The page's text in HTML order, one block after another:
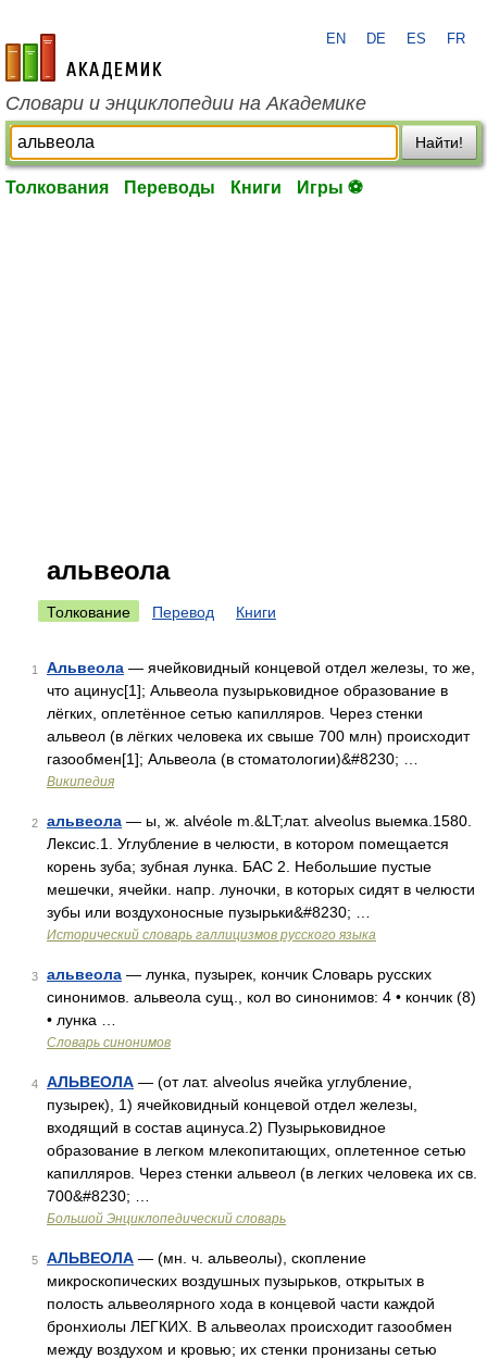
academic.ru
EN DE ES FR
Словари и энциклопедии на Академике
Найти!
Толкования Переводы Книги Игры ⚽
альвеола
Толкование Перевод Книги
1 Альвеола — ячейковидный концевой отдел железы, то же,
что ацинус[1]; Альвеола пузырьковидное образование в
лёгких, оплетённое сетью капилляров. Через стенки
альвеол (в лёгких человека их свыше 700 млн) происходит
газообмен[1]; Альвеола (в стоматологии)&#8230; …
Википедия
2 альвеола — ы, ж. alvéole m.&LT;лат. alveolus выемка.1580.
Лексис.1. Углубление в челюсти, в котором помещается
корень зуба; зубная лунка. БАС 2. Небольшие пустые
мешечки, ячейки. напр. луночки, в которых сидят в челюсти
зубы или воздухоносные пузырьки&#8230; …
Исторический словарь галлицизмов русского языка
3 альвеола — лунка, пузырек, кончик Словарь русских
синонимов. альвеола сущ., кол во синонимов: 4 • кончик (8)
• лунка …
Словарь синонимов
4 АЛЬВЕОЛА — (от лат. alveolus ячейка углубление,
пузырек), 1) ячейковидный концевой отдел железы,
входящий в состав ацинуса.2) Пузырьковидное
образование в легком млекопитающих, оплетенное сетью
капилляров. Через стенки альвеол (в легких человека их св.
700&#8230; …
Большой Энциклопедический словарь
5 АЛЬВЕОЛА — (мн. ч. альвеолы), скопление
микроскопических воздушных пузырьков, открытых в
полость альвеолярного хода в концевой части каждой
бронхиолы ЛЕГКИХ. В альвеолах происходит газообмен
между воздухом и кровью; их стенки пронизаны сетью